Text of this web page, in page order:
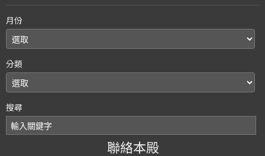
月份
分類
搜尋
聯絡本殿